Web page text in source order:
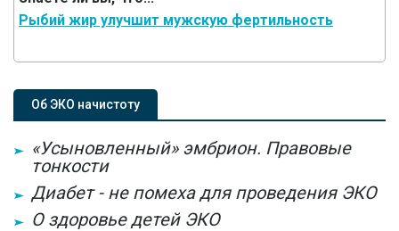
Рыбий жир улучшит мужскую фертильность
Об ЭКО начистоту
«Усыновленный» эмбрион. Правовые
тонкости
Диабет - не помеха для проведения ЭКО
О здоровье детей ЭКО